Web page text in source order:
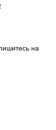
на